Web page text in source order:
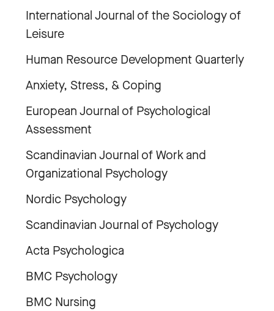
International Journal of the Sociology of
Leisure
Human Resource Development Quarterly
Anxiety, Stress, & Coping
European Journal of Psychological
Assessment
Scandinavian Journal of Work and
Organizational Psychology
Nordic Psychology
Scandinavian Journal of Psychology
Acta Psychologica
BMC Psychology
BMC Nursing